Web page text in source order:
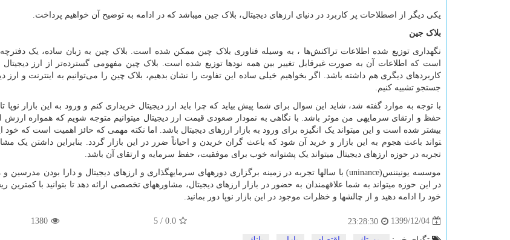
یکی دیگر از اصطلاحات پر کاربرد در دنیای ارزهای دیجیتال، بلاک جین می­باشد که در ادامه به توضیح آن خواهیم پرداخت.
بلاک جین
نگهداری توزیع شده اطلاعات تراکنش‌ها ، به وسیله فناوری بلاک چین ممکن شده است. بلاک چین به زبان ساده، یک دفترچه
است که اطلاعات آن به صورت غیرقابل تغییر بین همه نودها توزیع شده است. بلاک چین مفهومی گسترده‌تر از ارز
کاربردهای دیگری هم داشته باشد. اگر بخواهیم خیلی ساده این تفاوت را نشان بدهیم، بلاک چین را می‌توانیم به اینترنت و ارز
جستجو تشبیه کنیم.
با توجه به موارد گفته شد، شاید این سوال برای شما پیش بیاید که چرا باید ارز دیجیتال خریداری کنم و ورود به این بازار نوپا
حفظ و ارتقای سرمایه­ی من موثر باشد. با نگاهی به نمودار صعودی قیمت ارز دیجیتال میتوانیم متوجه شویم که همواره ارزش
تواند باعث هجوم به این بازار و خرید آن شود که باعث گران خریدن و احیاناً ضرر در این بازار گردد. بنابراین داشتن یک
تجربه در حوزه ارزهای دیجیتال می­تواند یک پشتوانه خوب برای موفقیت، حفظ سرمایه و ارتقای آن باشد.
موسسه یونیننس(uninance) با سال­ها تجربه در زمینه برگزاری دوره­های سرمایه­گذاری و ارزهای دیجیتال و دارا بودن مدرسین و
در این حوزه می­تواند به شما علاقه­مندان به حضور در بازار ارزهای دیجیتال، مشاوره­های تخصصی ارائه دهد تا بتوانید با
خود را ادامه دهید و از چالش­ها و خظرات موجود در این بازار نوپا دور بمانید.
1399/12/04
23:28:30
0.0
/
5
1380